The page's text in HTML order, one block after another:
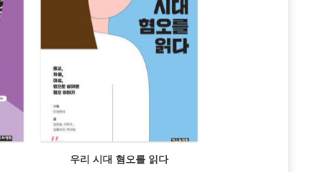
우리 시대 혐오를 읽다